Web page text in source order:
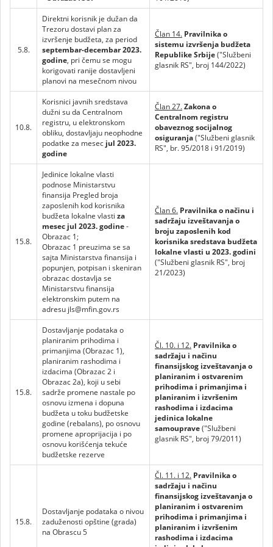
5.8.
Direktni korisnik je dužan da
Trezoru dostavi plan za
izvršenje budžeta, za period
septembar-decembar 2023.
godine, pri čemu se mogu
korigovati ranije dostavljeni
planovi na mesečnom nivou
Član 14. Pravilnika o
sistemu izvršenja budžeta
Republike Srbije("Službeni
glasnik RS", broj 144/2022)
10.8.
Korisnici javnih sredstava
dužni su da Centralnom
registru, u elektronskom
obliku, dostavljaju neophodne
podatke za mesec jul 2023.
godine
Član 27.Zakona o
Centralnom registru
obaveznog socijalnog
osiguranja("Službeni glasnik
RS", br. 95/2018 i 91/2019)
15.8.
Jedinice lokalne vlasti
podnose Ministarstvu
finansija Pregled broja
zaposlenih kod korisnika
budžeta lokalne vlasti za
mesec jul 2023. godine-
Obrazac 1;
Obrazac 1 preuzima se sa
sajta Ministarstva finansija i
popunjen, potpisan i skeniran
obrazac dostavlja se
Ministarstvu finansija
elektronskim putem na
adresu jls@mfin.gov.rs
Član 6. Pravilnika o načinu i
sadržaju izveštavanja o
broju zaposlenih kod
korisnika sredstava budžeta
lokalne vlasti u 2023. godini
("Službeni glasnik RS", broj
21/2023)
15.8.
Dostavljanje podataka o
planiranim prihodima i
primanjima (Obrazac 1),
planiranim rashodima i
izdacima (Obrazac 2 i
Obrazac 2a), koji u sebi
sadrže promene nastale po
osnovu izmena i dopuna
budžeta u toku budžetske
godine (rebalans), po osnovu
promene aproprijacija i po
osnovu korišćenja tekuće
budžetske rezerve
Čl. 10. i 12. Pravilnika o
sadržaju i načinu
finansijskog izveštavanja o
planiranim i ostvarenim
prihodima i primanjima i
planiranim i izvršenim
rashodima i izdacima
jedinica lokalne
samouprave("Službeni
glasnik RS", broj 79/2011)
15.8.
Dostavljanje podataka o nivou
zaduženosti opštine (grada)
na Obrascu 5
Čl. 11. i 12. Pravilnika o
sadržaju i načinu
finansijskog izveštavanja o
planiranim i ostvarenim
prihodima i primanjima i
planiranim i izvršenim
rashodima i izdacima